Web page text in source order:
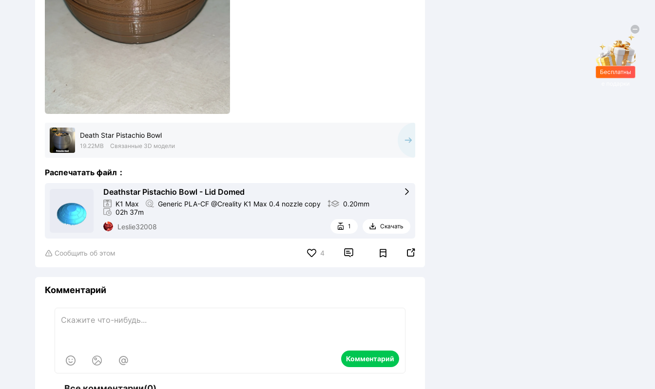
Death Star Pistachio Bowl
19.22MB Связанные 3D модели
Распечатать файл：
Deathstar Pistachio Bowl - Lid Domed

 K1 Max  Generic PLA-CF @Creality K1 Max 0.4 nozzle copy  0.20mm
 02h 37m
Leslie32008
 1  Скачать
 Сообщить об этом 4  
Комментарий
   Комментарий
Бесплатны